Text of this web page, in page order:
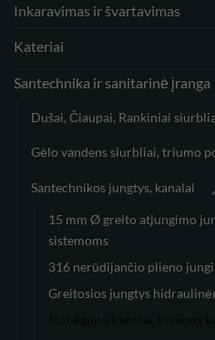
Inkaravimas ir švartavimas
Kateriai
Santechnika ir sanitarinė įranga
Dušai, Čiaupai, Rankiniai
Gėlo vandens siurbliai, triumo
Santechnikos jungtys, kanalai
15 mm Ø greito atjungimo
sistemoms
316 nerūdijančio plieno
Greitosios jungtys